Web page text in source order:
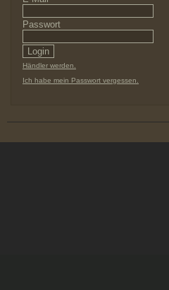
Passwort
Händler werden.
Ich habe mein Passwort vergessen.